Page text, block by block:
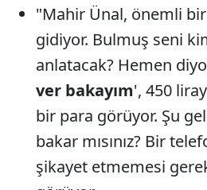
"Mahir Ünal, önemli
gidiyor. Bulmuş seni
anlatacak? Hemen
ver bakayım', 450
bir para görüyor. Şu
bakar mısınız? Bir
şikayet etmemesi